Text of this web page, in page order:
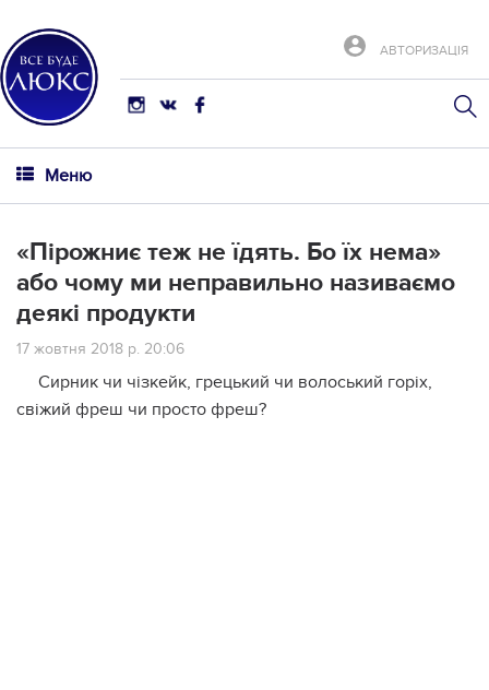
АВТОРИЗАЦІЯ
Меню
«Пірожниє теж не їдять. Бо їх нема»
або чому ми неправильно називаємо
деякі продукти
17 жовтня 2018 р. 20:06
Сирник чи чізкейк, грецький чи волоський горіх,
свіжий фреш чи просто фреш?